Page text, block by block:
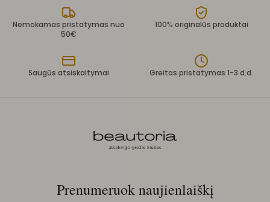
Nemokamas pristatymas nuo
50€
100% originalūs produktai
Saugūs atsiskaitymai Greitas pristatymas 1-3 d.d.
Prenumeruok naujienlaiškį